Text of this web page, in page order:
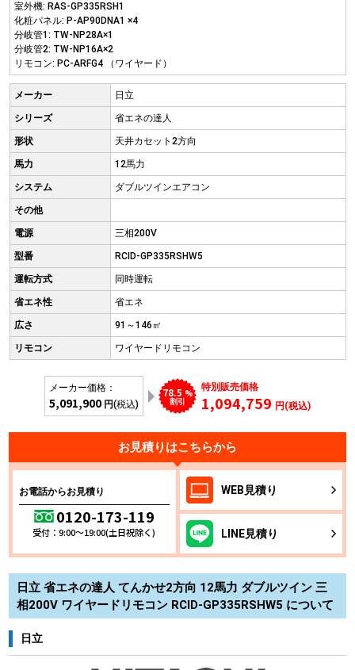
室外機: RAS-GP335RSH1
化粧パネル: P-AP90DNA1 ×4
分岐管1: TW-NP28A×1
分岐管2: TW-NP16A×2
リモコン: PC-ARFG4 （ワイヤード）
メーカー 日立
シリーズ 省エネの達人
形状 天井カセット2方向
馬力 12馬力
システム ダブルツインエアコン
その他
電源 三相200V
型番 RCID-GP335RSHW5
運転方式 同時運転
省エネ性 省エネ
広さ 91～146㎡
リモコン ワイヤードリモコン
メーカー価格：
5,091,900 円(税込)
78.5 %
割引
特別販売価格
1,094,759 円(税込)
お見積りはこちらから
お電話からお見積り
0120-173-119
受付：9:00～19:00(土日祝除く)
WEB 見積り
LINE見積り
日立 省エネの達人 てんかせ2方向 12馬力 ダブルツイン 三
相200V ワイヤードリモコン RCID-GP335RSHW5 について
日立